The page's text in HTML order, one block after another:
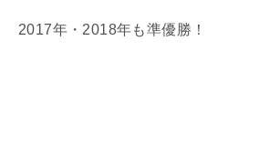
2017年・2018年も準優勝！